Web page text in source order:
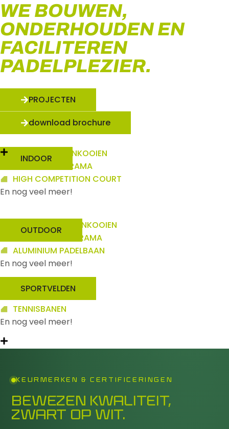
WE BOUWEN,
ONDERHOUDEN EN
FACILITEREN
PADELPLEZIER.
PROJECTEN
download brochure
INDOOR
INDOOR PILARENKOOIEN
INDOOR PANORAMA
HIGH COMPETITION COURT
En nog veel meer!
OUTDOOR
OUTDOOR PILARENKOOIEN
OUTDOOR PANORAMA
ALUMINIUM PADELBAAN
En nog veel meer!
SPORTVELDEN
TENNISBANEN
En nog veel meer!
KEURMERKEN & CERTIFICERINGEN
BEWEZEN KWALITEIT,
ZWART OP WIT.